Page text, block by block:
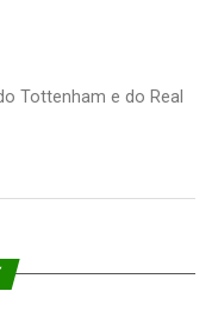
Tottenham e do Real